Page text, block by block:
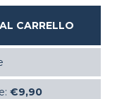
CARRELLO
€9,90